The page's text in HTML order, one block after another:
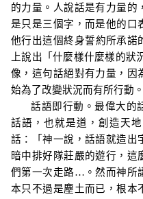
的力量。人說話是有力量的
是只是三個字，而是他的口
他行出這個終身誓約所承諾
上說出「什麼樣什麼樣的狀
像，這句話絕對有力量，因
始為了改變狀況而有所行動。
話語即行動。最偉大的
話語，也就是道，創造天
話：「神一說，話語就造出
暗中排好隊莊嚴的遊行，這
們第一次走路…。然而神所
本只不過是塵土而已，根本